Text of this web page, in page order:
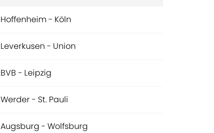
Hoffenheim - Köln
Leverkusen - Union
BVB - Leipzig
Werder - St. Pauli
Augsburg - Wolfsburg